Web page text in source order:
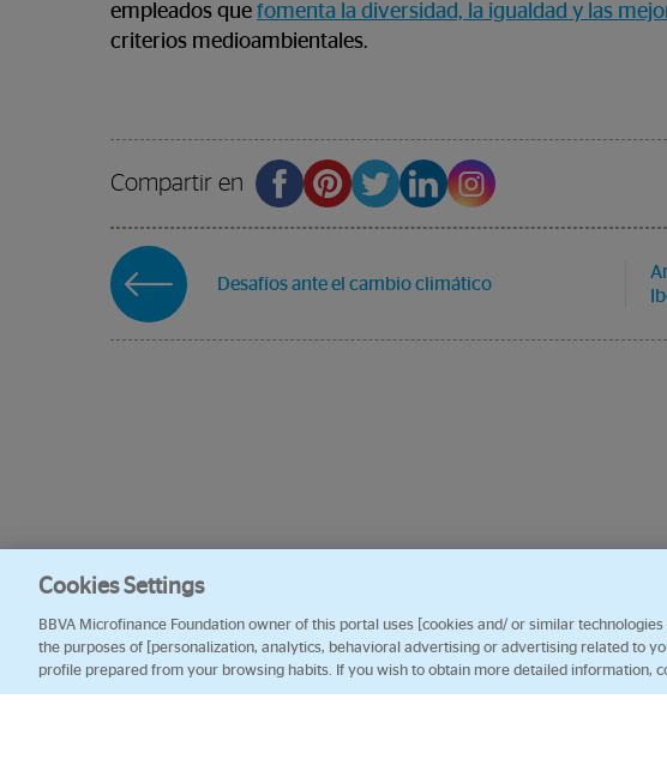
empleados que fomenta la diversidad, la igualdad y las
criterios medioambientales.
Compartir en
Desafíos ante el cambio climático
Cookies Settings
BBVA Microfinance Foundation owner of this portal uses [cookies and/ or similar
the purposes of [personalization, analytics, behavioral advertising or advertising related to
profile prepared from your browsing habits. If you wish to obtain more detailed information,